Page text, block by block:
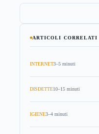
ARTICOLI CORRELATI
INTERNET3–5 minuti
DISDETTE10–15 minuti
IGIENE3–4 minuti